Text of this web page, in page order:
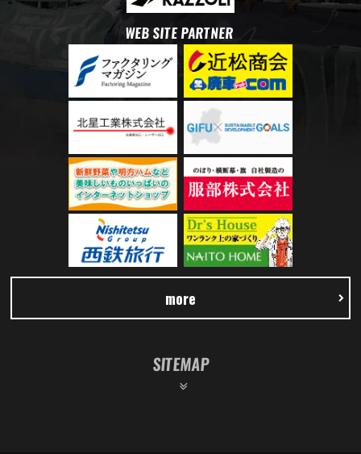
WEB SITE PARTNER
more
SITEMAP